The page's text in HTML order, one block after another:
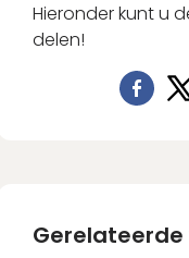
Hieronder kunt u
delen!